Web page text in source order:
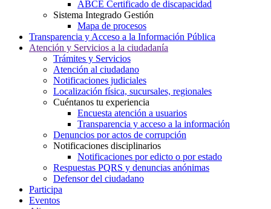
ABCE Certificado de discapacidad
Sistema Integrado Gestión
Mapa de procesos
Transparencia y Acceso a la Información Pública
Atención y Servicios a la ciudadanía
Trámites y Servicios
Atención al ciudadano
Notificaciones judiciales
Localización física, sucursales, regionales
Cuéntanos tu experiencia
Encuesta atención a usuarios
Transparencia y acceso a la información
Denuncios por actos de corrupción
Notificaciones disciplinarios
Notificaciones por edicto o por estado
Respuestas PQRS y denuncias anónimas
Defensor del ciudadano
Participa
Eventos